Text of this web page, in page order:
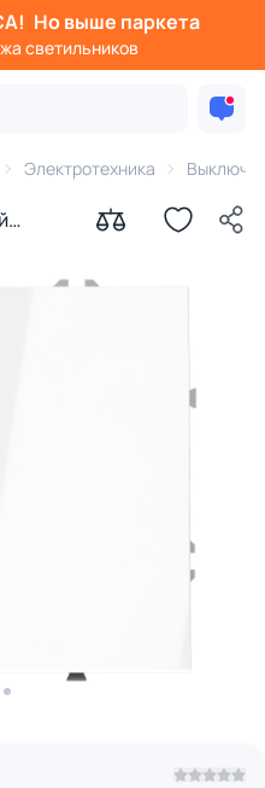
Но выше паркета
светильников
Электротехника